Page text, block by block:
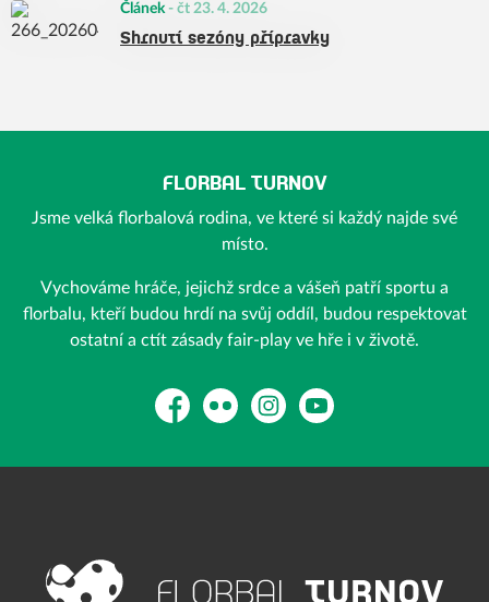
Článek- čt 23. 4. 2026
Shrnutí sezóny přípravky
FLORBAL TURNOV
Jsme velká florbalová rodina, ve které si každý najde své
místo.
Vychováme hráče, jejichž srdce a vášeň patří sportu a
florbalu, kteří budou hrdí na svůj oddíl, budou respektovat
ostatní a ctít zásady fair-play ve hře i v životě.
FacebookFlickr InstagramYouTube